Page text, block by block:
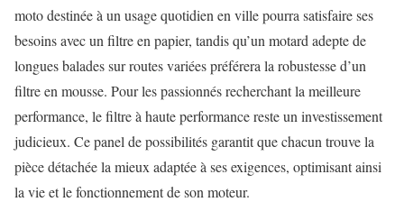
moto destinée à un usage quotidien en ville pourra satisfaire ses
besoins avec un filtre en papier, tandis qu’un motard adepte de
longues balades sur routes variées préférera la robustesse d’un
filtre en mousse. Pour les passionnés recherchant la meilleure
performance, le filtre à haute performance reste un investissement
judicieux. Ce panel de possibilités garantit que chacun trouve la
pièce détachée la mieux adaptée à ses exigences, optimisant ainsi
la vie et le fonctionnement de son moteur.